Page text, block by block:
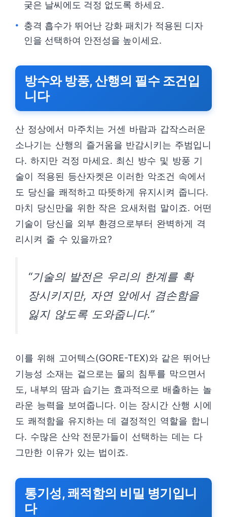
궂은 날씨에도 걱정 없도록 하세요.
충격 흡수가 뛰어난 강화 패치가 적용된 디자
인을 선택하여 안전성을 높이세요.
방수와 방풍, 산행의 필수 조건입
니다
산 정상에서 마주치는 거센 바람과 갑작스러운
소나기는 산행의 즐거움을 반감시키는 주범입니
다. 하지만 걱정 마세요. 최신 방수 및 방풍 기
술이 적용된 등산자켓은 이러한 악조건 속에서
도 당신을 쾌적하고 따뜻하게 유지시켜 줍니다.
마치 당신만을 위한 작은 요새처럼 말이죠. 어떤
기술이 당신을 외부 환경으로부터 완벽하게 격
리시켜 줄 수 있을까요?
“기술의 발전은 우리의 한계를 확
장시키지만, 자연 앞에서 겸손함을
잃지 않도록 도와줍니다.”
이를 위해 고어텍스(GORE-TEX)와 같은 뛰어난
기능성 소재는 겉으로는 물의 침투를 막으면서
도, 내부의 땀과 습기는 효과적으로 배출하는 놀
라운 능력을 보여줍니다. 이는 장시간 산행 시에
도 쾌적함을 유지하는 데 결정적인 역할을 합니
다. 수많은 산악 전문가들이 선택하는 데는 다
그만한 이유가 있는 법이죠.
통기성, 쾌적함의 비밀 병기입니
다